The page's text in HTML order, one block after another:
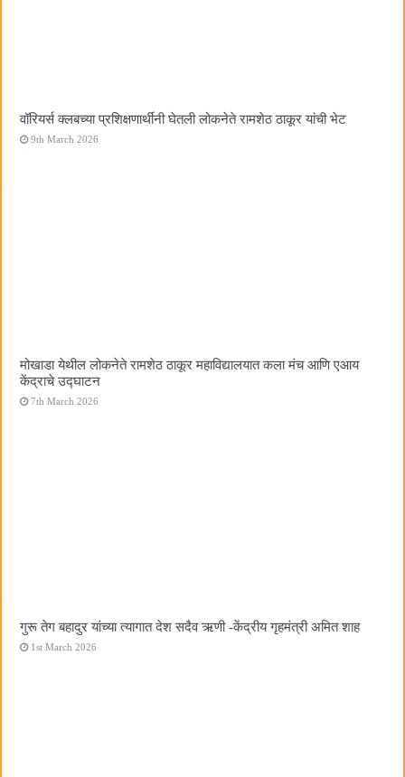
वॉरियर्स क्लबच्या प्रशिक्षणार्थींनी घेतली लोकनेते रामशेठ ठाकूर यांची भेट
9th March 2026
मोखाडा येथील लोकनेते रामशेठ ठाकूर महाविद्यालयात कला मंच आणि एआय
केंद्राचे उद्घाटन
7th March 2026
गुरू तेग बहादुर यांच्या त्यागात देश सदैव ऋणी -केंद्रीय गृहमंत्री अमित शाह
1st March 2026